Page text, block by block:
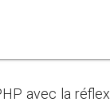
avec la